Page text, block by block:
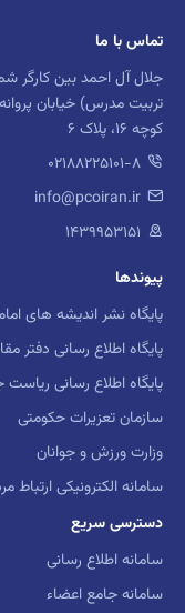
کارگاه
کارگاه روش
کارگاه
کارگاه
کارگاه
کارگاه
کارگاه مشاوره
کارگاه مشاوره
تماس با ما
جلال آل احمد بین کارگر
تربیت مدرس) خیابان
کوچه 16، پلاک 6
02188225101-8
info@pcoiran.ir
۱۴۳۹۹۵۳۱۵۱
پیوندها
پایگاه نشر اندیشه های
پایگاه اطلاع رسانی دفتر
پایگاه اطلاع رسانی
سازمان تعزیرات حکومتی
وزارت ورزش و جوانان
سامانه الکترونیکی ارتباط
دسترسی سریع
سامانه اطلاع رسانی
سامانه جامع اعضاء